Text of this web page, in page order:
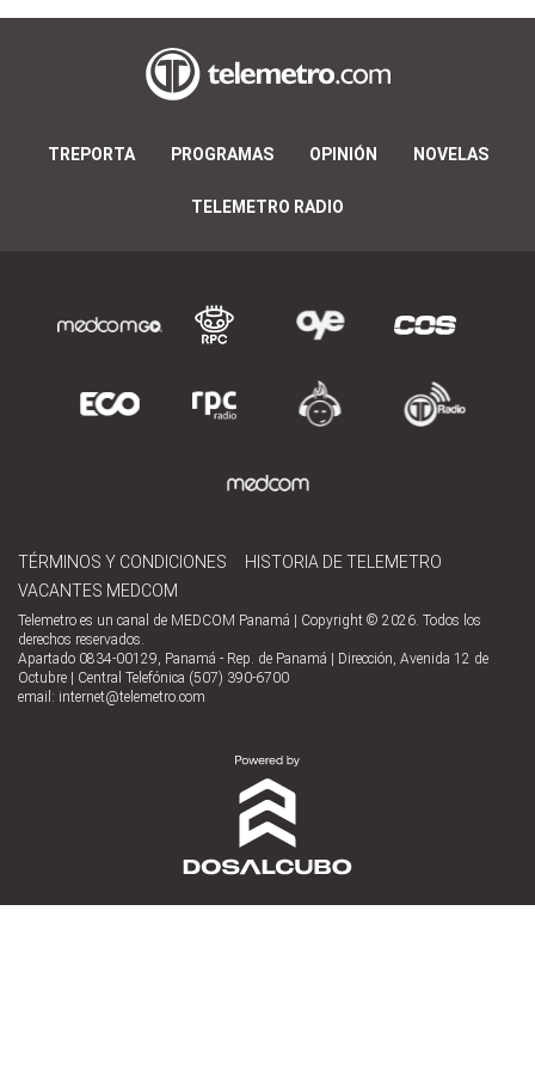
TREPORTA PROGRAMAS OPINIÓN NOVELAS
TELEMETRO RADIO
TÉRMINOS Y CONDICIONES
HISTORIA DE TELEMETRO
VACANTES MEDCOM
Telemetro es un canal de MEDCOM Panamá | Copyright © 2026. Todos los
derechos reservados.
Apartado 0834-00129, Panamá - Rep. de Panamá | Dirección, Avenida 12 de
Octubre | Central Telefónica (507) 390-6700
email: internet@telemetro.com